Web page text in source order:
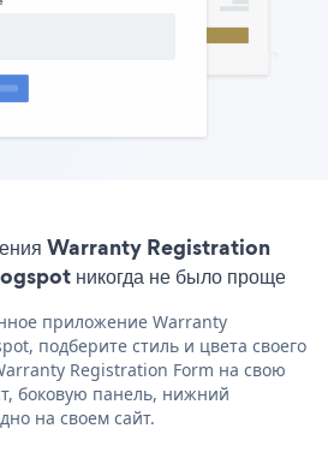
Warranty Registration
никогда не было проще
приложение Warranty
подберите стиль и цвета своего
Registration Form на свою
боковую панель, нижний
на своем сайт.